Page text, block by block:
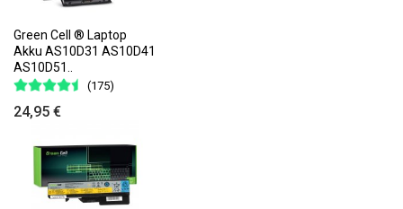
Green Cell ® Laptop
Akku AS10D31 AS10D41
AS10D51..
(175)
24,95 €